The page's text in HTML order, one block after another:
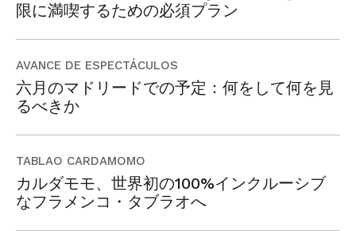
限に満喫するための必須プラン
AVANCE DE ESPECTÁCULOS
六月のマドリードでの予定：何をして何を見
るべきか
TABLAO CARDAMOMO
カルダモモ、世界初の100%インクルーシブ
なフラメンコ・タブラオへ